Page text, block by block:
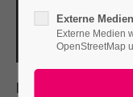
PROJECT DETAILS
Externe Medien
Externe Medien
OpenStreetMap